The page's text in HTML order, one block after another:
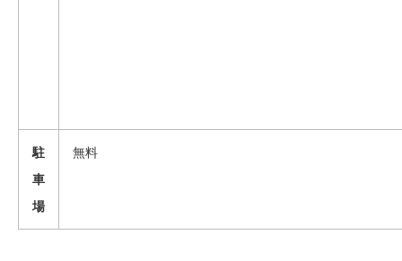
駐
車
場
無料